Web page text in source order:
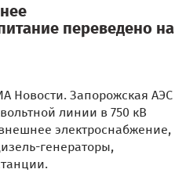
переведено на
Новости. Запорожская АЭС
линии в 750 кВ
электроснабжение,
генераторы,